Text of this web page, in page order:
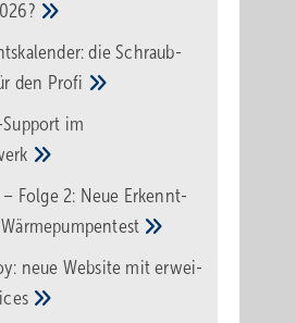
die Schraub­
den Pro­fi
im
– Folge 2: Neue Erkennt­
Wärme­pumpen­test
neue Web­site mit erwei­